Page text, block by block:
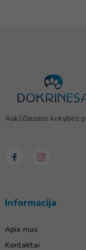
Aukščiausios kokybės
Informacija
Apie mus
Kontaktai